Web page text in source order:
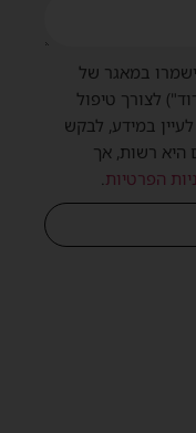
במאגר של
לצורך טיפול
לעיין במידע, לבקש
היא רשות, אך
הפרטיות.